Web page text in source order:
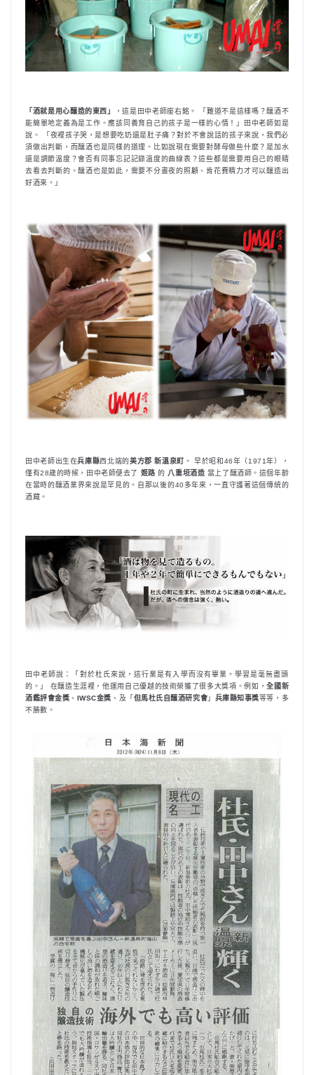
「酒就是用心釀造的東西」
，這是田中老師座右銘。 「難道不是這樣嗎？釀酒不
能簡單地定義為是工作。應該同養育自己的孩子是一樣的心情！」田中老師如是
說。 「夜裡孩子哭，是想要吃奶還是肚子痛？對於不會說話的孩子來說，我們必
須做出判斷，而釀酒也是同樣的道理。比如說現在需要對酵母做些什麼？是加水
還是調節溫度？會否有同事忘記記錄溫度的曲線表？這些都是需要用自己的眼睛
去看去判斷的。釀酒也是如此，需要不分晝夜的照顧、肯花費精力才可以釀造出
好酒來。」
田中老師出生在兵庫縣西北端的美方郡 新溫泉町 。 早於昭和46年（1971年），
僅有28歲的時候，田中老師便去了 姬路 的 八重垣酒造 當上了釀酒師。這個年齡
在當時的釀酒業界來說是罕見的。自那以後的40多年來，一直守護著這個傳統的
酒藏。
田中老師說：「對於杜氏來說，這行業是有入學而沒有畢業。學習是毫無盡頭
的。」 在釀造生涯裡，他運用自己優越的技術榮獲了很多大獎項。例如，全國新
酒鑑評會金獎 、 IWSC金獎 、及「 但馬杜氏自釀酒研究會」 兵庫縣知事獎等等，多
不勝數。